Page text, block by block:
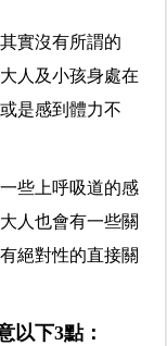
實沒有所謂的
人及小孩身處在
是感到體力不
些上呼吸道的感
人也會有一些關
絕對性的直接關
以下3點：